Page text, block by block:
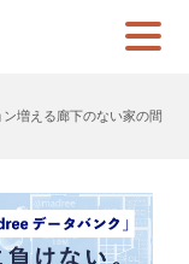
増える廊下のない家の間